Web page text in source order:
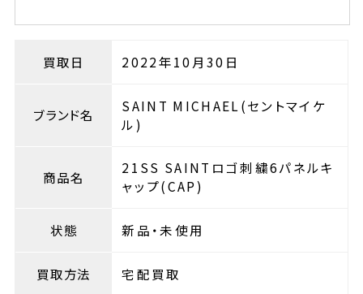
買取日 2022年10月30日
ブランド名
SAINT MICHAEL(セントマイケ
ル)
商品名
21SS SAINTロゴ刺繍6パネルキ
ャップ(CAP)
状態 新品・未使用
買取方法 宅配買取